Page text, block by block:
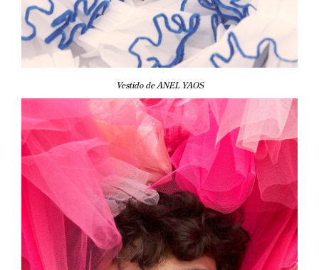
Vestido de ANEL YAOS